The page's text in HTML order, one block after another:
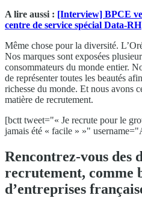
A lire aussi : [Interview] BPCE
centre de service spécial Data-RH
Même chose pour la diversité.
Nos marques sont exposées
consommateurs du monde entier.
de représenter toutes les beautés
richesse du monde. Et nous avons
matière de recrutement.
[bctt tweet="« Je recrute pour le
jamais été « facile » »"
Rencontrez-vous des
recrutement, comme
d’entreprises